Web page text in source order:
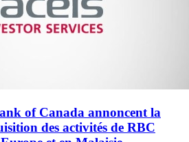
of Canada annoncent la
des activités de RBC